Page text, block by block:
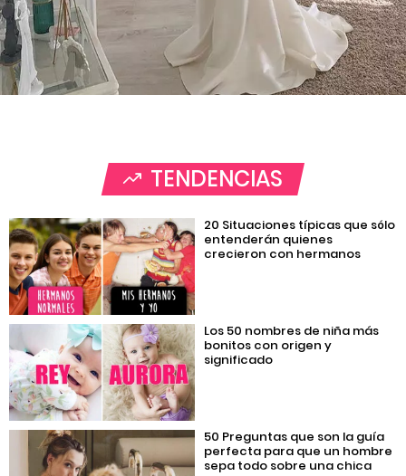
TENDENCIAS
20 Situaciones típicas que sólo
entenderán quienes
crecieron con hermanos
Los 50 nombres de niña más
bonitos con origen y
significado
50 Preguntas que son la guía
perfecta para que un hombre
sepa todo sobre una chica